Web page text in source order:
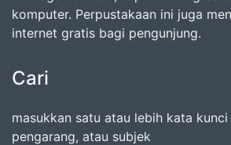
komputer. Perpustakaan ini juga
internet gratis bagi pengunjung.
Cari
masukkan satu atau lebih kata
pengarang, atau subjek